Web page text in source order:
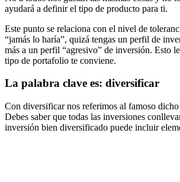
ayudará a definir el tipo de producto para ti.
Este punto se relaciona con el nivel de
“jamás lo haría”, quizá tengas un perfil de
más a un perfil “agresivo” de inversión. Esto
tipo de portafolio te conviene.
La palabra clave es: diversificar
Con diversificar nos referimos al famoso
Debes saber que todas las inversiones
inversión bien diversificado puede incluir